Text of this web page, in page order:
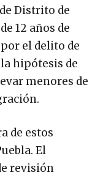
Distrito de
12 años de
el delito de
hipótesis de
menores de
de estos
El
revisión